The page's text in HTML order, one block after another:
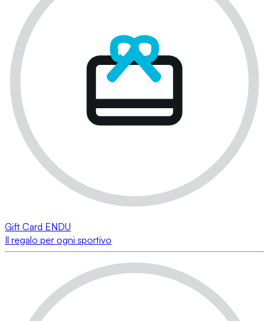
Gift Card ENDU
Il regalo per ogni sportivo